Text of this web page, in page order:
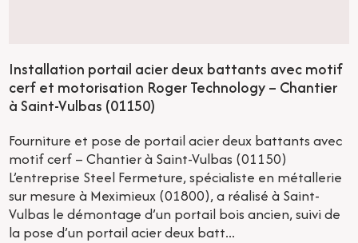
Installation portail acier deux battants avec motif
cerf et motorisation Roger Technology – Chantier
à Saint-Vulbas (01150)
Fourniture et pose de portail acier deux battants avec
motif cerf – Chantier à Saint-Vulbas (01150)
L’entreprise Steel Fermeture, spécialiste en métallerie
sur mesure à Meximieux (01800), a réalisé à Saint-
Vulbas le démontage d’un portail bois ancien, suivi de
la pose d’un portail acier deux batt...